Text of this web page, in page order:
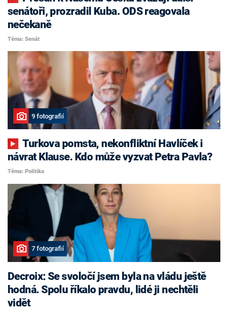
senátoři, prozradil Kuba. ODS reagovala
nečekaně
Téma: Senát
9 fotografií
Turkova pomsta, nekonfliktní Havlíček i
návrat Klause. Kdo může vyzvat Petra Pavla?
Téma: Politika
7 fotografií
Decroix: Se svoločí jsem byla na vládu ještě
hodná. Spolu říkalo pravdu, lidé ji nechtěli
vidět